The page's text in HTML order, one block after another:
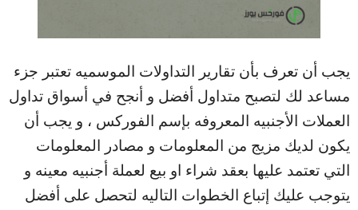
يجب أن تعرف بأن تقارير التداولات الموسميه تعتبر جزء
مساعد لك لتصبح متداول أفضل و أنجح في أسواق تداول
العملات الأجنبيه المعروفه بإسم الفوركس ، و يجب أن
يكون لديك مزيج من المعلومات و مصادر المعلومات
التي تعتمد عليها بعقد شراء او بيع لعملة أجنبيه معينه و
يتوجب عليك إتباع الخطوات التاليه لتحصل على أفضل